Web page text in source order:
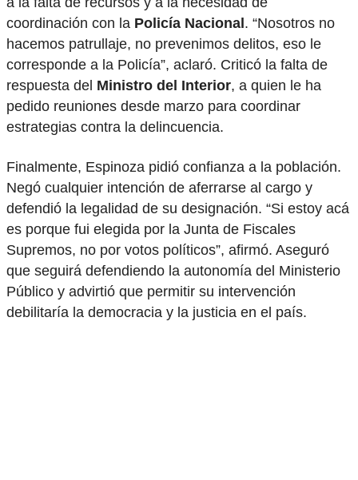
coordinación con la Policía Nacional. “Nosotros no
hacemos patrullaje, no prevenimos delitos, eso le
corresponde a la Policía”, aclaró. Criticó la falta de
respuesta del Ministro del Interior, a quien le ha
pedido reuniones desde marzo para coordinar
estrategias contra la delincuencia.
Finalmente, Espinoza pidió confianza a la población.
Negó cualquier intención de aferrarse al cargo y
defendió la legalidad de su designación. “Si estoy acá
es porque fui elegida por la Junta de Fiscales
Supremos, no por votos políticos”, afirmó. Aseguró
que seguirá defendiendo la autonomía del Ministerio
Público y advirtió que permitir su intervención
debilitaría la democracia y la justicia en el país.